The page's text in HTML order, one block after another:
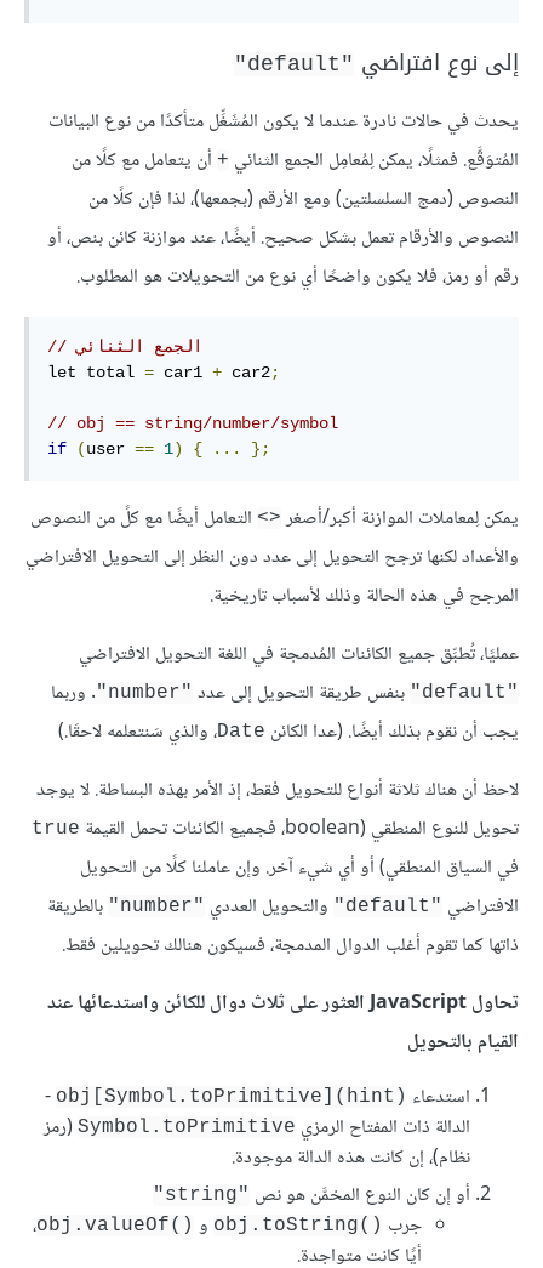
إلى نوع افتراضي "default"
يحدث في حالات نادرة عندما لا يكون المُشَغِّل متأكدًا من نوع البيانات
المُتوَقَّع. فمثلًا، يمكن لِمُعامِل الجمع الثنائي + أن يتعامل مع كلًا من
النصوص (دمج السلسلتين) ومع الأرقم (بجمعها)، لذا فإن كلًا من
النصوص والأرقام تعمل بشكل صحيح. أيضًا، عند موازنة كائن بنص، أو
رقم أو رمز، فلا يكون واضحًا أي نوع من التحويلات هو المطلوب.
// الجمع الثنائي
let total = car1 + car2;
// obj == string/number/symbol
if
(user == 1) { ... };
يمكن لِمعاملات الموازنة أكبر/أصغر <> التعامل أيضًا مع كلً من النصوص
والأعداد لكنها ترجح التحويل إلى عدد دون النظر إلى التحويل الافتراضي
المرجح في هذه الحالة وذلك لأسباب تاريخية.
عمليًا، تُطبِّق جميع الكائنات المُدمجة في اللغة التحويل الافتراضي
"default" بنفس طريقة التحويل إلى عدد "number"
. وربما
يجب أن نقوم بذلك أيضًا. (عدا الكائن Date، والذي سَنتعلمه لاحقَا.)
لاحظ أن هناك ثلاثة أنواع للتحويل فقط، إذ الأمر بهذه البساطة. لا يوجد
تحويل للنوع المنطقي (boolean، فجميع الكائنات تحمل القيمة
true
في السياق المنطقي) أو أي شيء آخر. وإن عاملنا كلًا من التحويل
الافتراضي "default" والتحويل العددي "number"
بالطريقة
ذاتها كما تقوم أغلب الدوال المدمجة، فسيكون هنالك تحويلين فقط.
تحاول JavaScript العثور على ثلاث دوال للكائن واستدعائها عند
القيام بالتحويل
استدعاء obj[Symbol.toPrimitive](hint)‎
-
الدالة ذات المفتاح الرمزي Symbol.toPrimitive (رمز
نظام)، إن كانت هذه الدالة موجودة.
أو إن كان النوع المخمَّن هو نص "string"
جرب obj.toString()‎ و obj.valueOf()‎،
أيًا كانت متواجدة.